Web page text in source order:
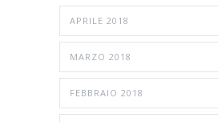
APRILE 2018
MARZO 2018
FEBBRAIO 2018